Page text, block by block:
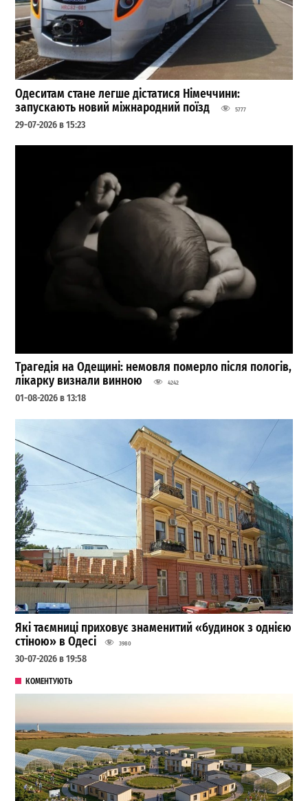
Одеситам стане легше дістатися Німеччини:
запускають новий міжнародний поїзд
5777
29-07-2026 в 15:23
Трагедія на Одещині: немовля померло після пологів,
лікарку визнали винною
4242
01-08-2026 в 13:18
Які таємниці приховує знаменитий «будинок з однією
стіною» в Одесі
3980
30-07-2026 в 19:58
КОМЕНТУЮТЬ